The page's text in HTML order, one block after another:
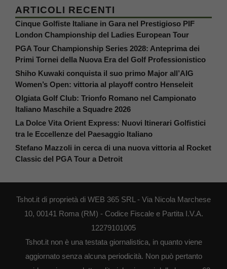
ARTICOLI RECENTI
Cinque Golfiste Italiane in Gara nel Prestigioso PIF
London Championship del Ladies European Tour
PGA Tour Championship Series 2028: Anteprima dei
Primi Tornei della Nuova Era del Golf Professionistico
Shiho Kuwaki conquista il suo primo Major all’AIG
Women’s Open: vittoria al playoff contro Henseleit
Olgiata Golf Club: Trionfo Romano nel Campionato
Italiano Maschile a Squadre 2026
La Dolce Vita Orient Express: Nuovi Itinerari Golfistici
tra le Eccellenze del Paesaggio Italiano
Stefano Mazzoli in cerca di una nuova vittoria al Rocket
Classic del PGA Tour a Detroit
Tshot.it di proprietà di WEB 365 SRL - Via Nicola Marchese
10, 00141 Roma (RM) - Codice Fiscale e Partita I.V.A.
12279101005
Tshot.it non è una testata giornalistica, in quanto viene
aggiornato senza alcuna periodicità. Non può pertanto